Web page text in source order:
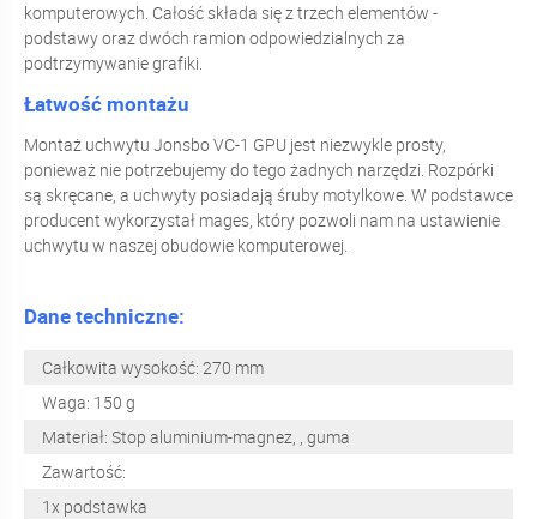
komputerowych. Całość składa się z trzech elementów -
podstawy oraz dwóch ramion odpowiedzialnych za
podtrzymywanie grafiki.
Łatwość montażu
Montaż uchwytu Jonsbo VC-1 GPU jest niezwykle prosty,
ponieważ nie potrzebujemy do tego żadnych narzędzi. Rozpórki
są skręcane, a uchwyty posiadają śruby motylkowe. W podstawce
producent wykorzystał mages, który pozwoli nam na ustawienie
uchwytu w naszej obudowie komputerowej.
Dane techniczne:
Całkowita wysokość: 270 mm
Waga: 150 g
Materiał: Stop aluminium-magnez, , guma
Zawartość:
1x podstawka